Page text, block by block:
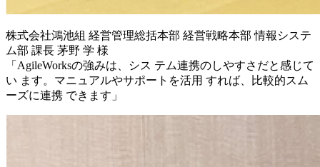
株式会社鴻池組 経営管理総括本部 経営戦略本部 情報システ
ム部 課長 茅野 学 様
「AgileWorksの強みは、シス テム連携のしやすさだと感じて
い ます。マニュアルやサポートを活用 すれば、比較的スム
ーズに連携 できます」